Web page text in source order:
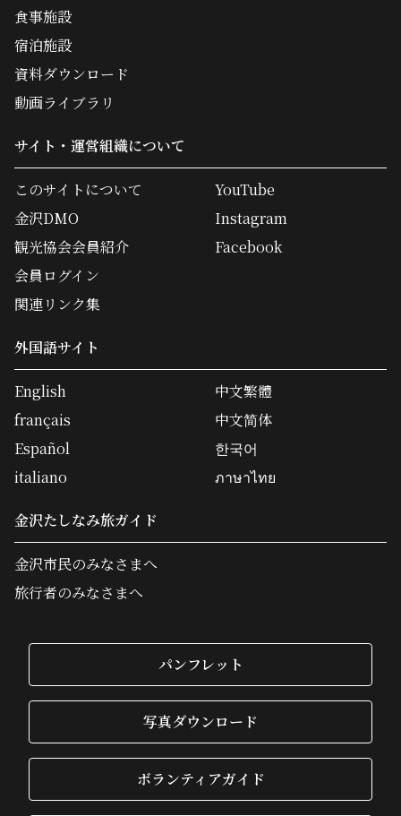
食事施設
宿泊施設
資料ダウンロード
動画ライブラリ
サイト・運営組織について
このサイトについて
金沢DMO
観光協会会員紹介
会員ログイン
関連リンク集
YouTube
Instagram
Facebook
外国語サイト
English
français
Español
italiano
中文繁體
中文简体
한국어
ภาษาไทย
金沢たしなみ旅ガイド
金沢市民のみなさまへ
旅行者のみなさまへ
パンフレット
写真ダウンロード
ボランティアガイド